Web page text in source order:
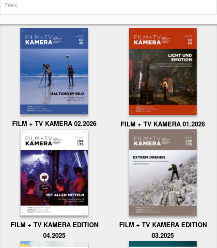
Zeiss
FILM + TV KAMERA 02.2026 FILM + TV KAMERA 01.2026
FILM + TV KAMERA EDITION
04.2025
FILM + TV KAMERA EDITION
03.2025